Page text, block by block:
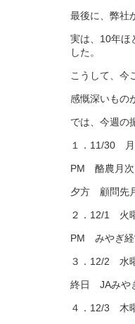
最後に、弊社
実は、10年ほ
した。
こうして、今
感慨深いもの
では、今週の
１．11/30 月
PM 酪農月次
夕方 顧問先
２．12/1 火
PM みやぎ経
３．12/2 水
終日 JAみや
４．12/3 木